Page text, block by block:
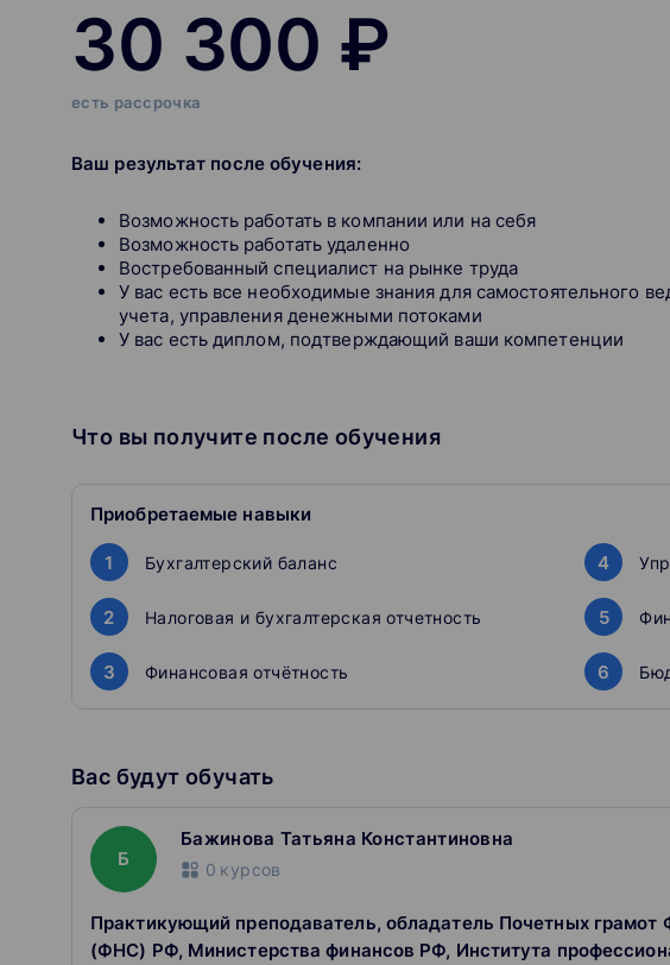
30 300 ₽
есть рассрочка
Ваш результат после обучения:
Возможность работать в компании или на себя
Возможность работать удаленно
Востребованный специалист на рынке труда
У вас есть все необходимые знания для самостоятельного
учета, управления денежными потоками
У вас есть диплом, подтверждающий ваши компетенции
Что вы получите после обучения
Приобретаемые навыки
1 Бухгалтерский баланс
2 Налоговая и бухгалтерская отчетность
3 Финансовая отчётность
4
5
6
Вас будут обучать
Б
Бажинова Татьяна Константиновна
0 курсов
Практикующий преподаватель, обладатель Почетных
(ФНС) РФ, Министерства финансов РФ, Института